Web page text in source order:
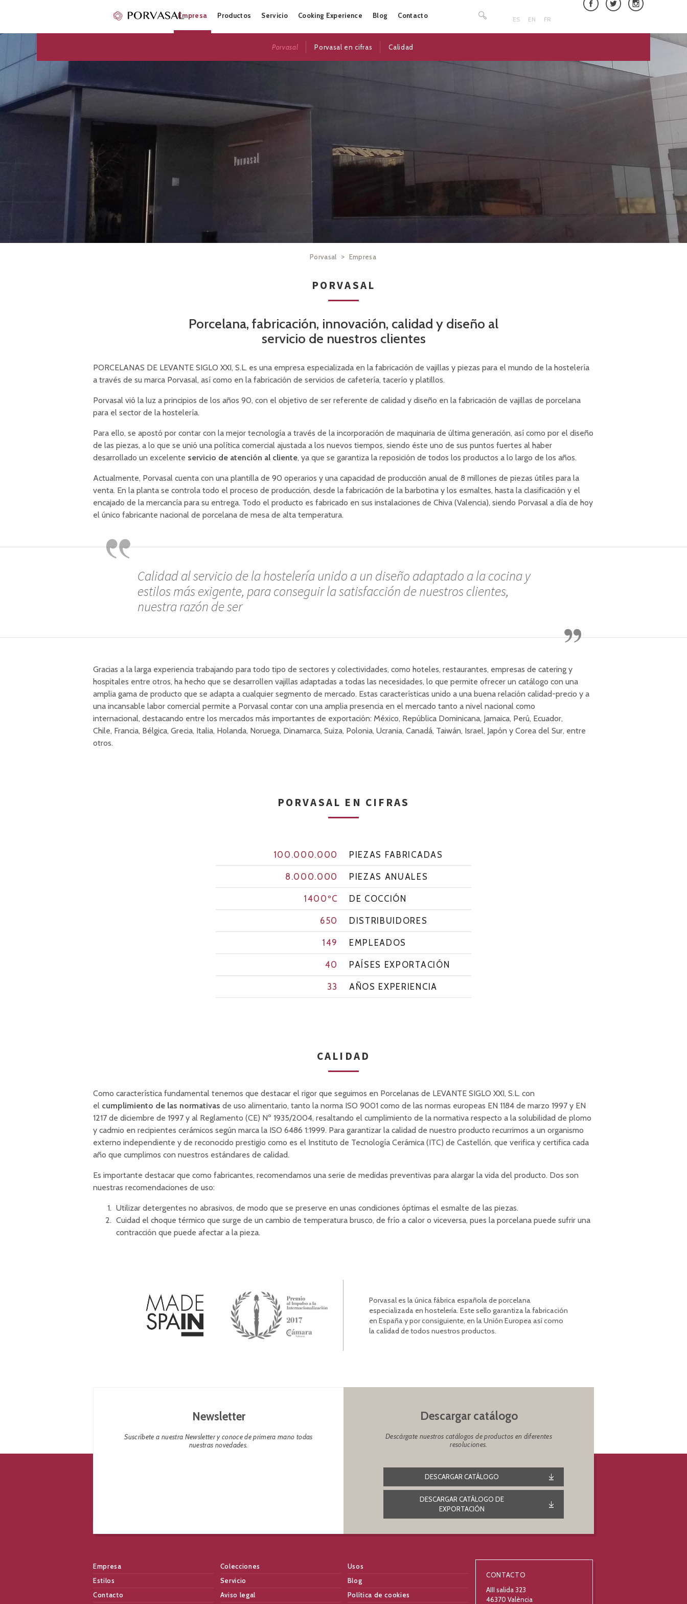
to
Empresa Productos Servicio Cooking Experience Blog Contacto ES EN FR
Porvasal Porvasal en cifras Calidad
Porvasal > Empresa
PORVASAL
Porcelana, fabricación, innovación, calidad y diseño al
servicio de nuestros clientes
PORCELANAS DE LEVANTE SIGLO XXI, S.L. es una empresa especializada en la fabricación de vajillas y piezas para el mundo de la hostelería
a través de su marca Porvasal, así como en la fabricación de servicios de cafetería, tacerío y platillos.
Porvasal vió la luz a principios de los años 90, con el objetivo de ser referente de calidad y diseño en la fabricación de vajillas de porcelana
para el sector de la hostelería.
Para ello, se apostó por contar con la mejor tecnología a través de la incorporación de maquinaria de última generación, así como por el diseño
de las piezas, a lo que se unió una política comercial ajustada a los nuevos tiempos, siendo éste uno de sus puntos fuertes al haber
desarrollado un excelente servicio de atención al cliente, ya que se garantiza la reposición de todos los productos a lo largo de los años.
Actualmente, Porvasal cuenta con una plantilla de 90 operarios y una capacidad de producción anual de 8 millones de piezas útiles para la
venta. En la planta se controla todo el proceso de producción, desde la fabricación de la barbotina y los esmaltes, hasta la clasificación y el
encajado de la mercancía para su entrega. Todo el producto es fabricado en sus instalaciones de Chiva (Valencia), siendo Porvasal a día de hoy
el único fabricante nacional de porcelana de mesa de alta temperatura.
Calidad al servicio de la hostelería unido a un diseño adaptado a la cocina y
estilos más exigente, para conseguir la satisfacción de nuestros clientes,
nuestra razón de ser
Gracias a la larga experiencia trabajando para todo tipo de sectores y colectividades, como hoteles, restaurantes, empresas de catering y
hospitales entre otros, ha hecho que se desarrollen vajillas adaptadas a todas las necesidades, lo que permite ofrecer un catálogo con una
amplia gama de producto que se adapta a cualquier segmento de mercado. Estas características unido a una buena relación calidad-precio y a
una incansable labor comercial permite a Porvasal contar con una amplia presencia en el mercado tanto a nivel nacional como
internacional, destacando entre los mercados más importantes de exportación: México, República Dominicana, Jamaica, Perú, Ecuador,
Chile, Francia, Bélgica, Grecia, Italia, Holanda, Noruega, Dinamarca, Suiza, Polonia, Ucrania, Canadá, Taiwán, Israel, Japón y Corea del Sur, entre
otros.
PORVASAL EN CIFRAS
100.000.000 PIEZAS FABRICADAS
8.000.000 PIEZAS ANUALES
1400ºC DE COCCIÓN
650 DISTRIBUIDORES
149 EMPLEADOS
40 PAÍSES EXPORTACIÓN
33 AÑOS EXPERIENCIA
CALIDAD
Como característica fundamental tenemos que destacar el rigor que seguimos en Porcelanas de LEVANTE SIGLO XXI, S.L. con
el cumplimiento de las normativas de uso alimentario, tanto la norma ISO 9001 como de las normas europeas EN 1184 de marzo 1997 y EN
1217 de diciembre de 1997 y al Reglamento (CE) Nº 1935/2004, resaltando el cumplimiento de la normativa respecto a la solubilidad de plomo
y cadmio en recipientes cerámicos según marca la ISO 6486 1:1999. Para garantizar la calidad de nuestro producto recurrimos a un organismo
externo independiente y de reconocido prestigio como es el Instituto de Tecnología Cerámica (ITC) de Castellón, que verifica y certifica cada
año que cumplimos con nuestros estándares de calidad.
Es importante destacar que como fabricantes, recomendamos una serie de medidas preventivas para alargar la vida del producto. Dos son
nuestras recomendaciones de uso:
Utilizar detergentes no abrasivos, de modo que se preserve en unas condiciones óptimas el esmalte de las piezas.
Cuidad el choque térmico que surge de un cambio de temperatura brusco, de frío a calor o viceversa, pues la porcelana puede sufrir una
contracción que puede afectar a la pieza.
Porvasal es la única fábrica española de porcelana
especializada en hostelería. Este sello garantiza la fabricación
en España y por consiguiente, en la Unión Europea así como
la calidad de todos nuestros productos.
Newsletter
Suscríbete a nuestra Newsletter y conoce de primera mano todas
nuestras novedades.
Descargar catálogo
Descárgate nuestros catálogos de productos en diferentes
resoluciones.
DESCARGAR CATÁLOGO
DESCARGAR CATÁLOGO DE
EXPORTACIÓN
Empresa Colecciones
Usos
Estilos
Servicio
Blog
Contacto
Aviso legal Política de cookies
CONTACTO
AIII salida 323
46370 València